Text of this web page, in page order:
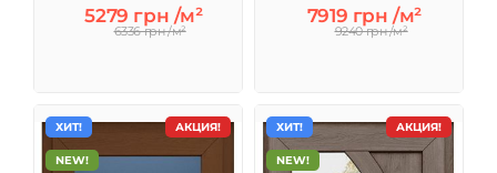
5279 грн /м²
6336 грн /м²
7919 грн /м²
9240 грн /м²
АКЦИЯ!
ХИТ!
NEW!
АКЦИЯ!
ХИТ!
NEW!